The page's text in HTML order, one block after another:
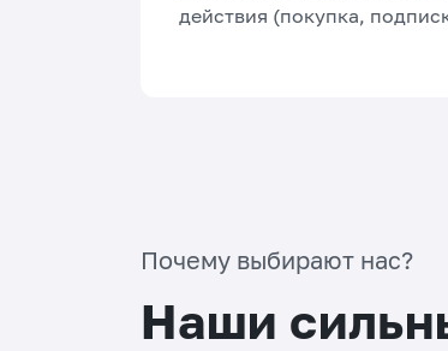
действия (покупка,
Почему выбирают нас?
Наши